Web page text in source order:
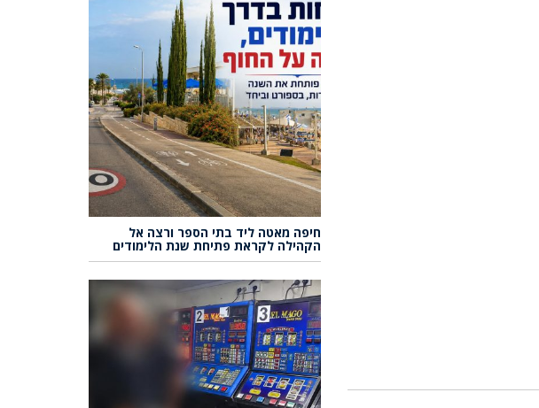
חיפה מאטה ליד בתי הספר ורצה אל
הקהילה לקראת פתיחת שנת הלימודים